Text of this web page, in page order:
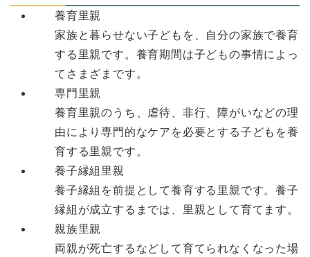
養育里親
家族と暮らせない子どもを、自分の家族で養育
する里親です。養育期間は子どもの事情によっ
てさまざまです。
専門里親
養育里親のうち、虐待、非行、障がいなどの理
由により専門的なケアを必要とする子どもを養
育する里親です。
養子縁組里親
養子縁組を前提として養育する里親です。養子
縁組が成立するまでは、里親として育てます。
親族里親
両親が死亡するなどして育てられなくなった場